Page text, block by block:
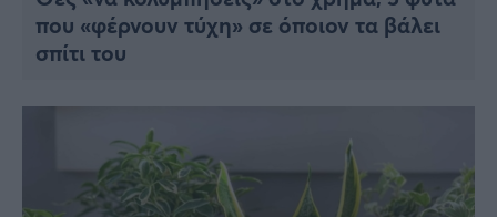
που «φέρνουν τύχη» σε όποιον τα βάλει
σπίτι του